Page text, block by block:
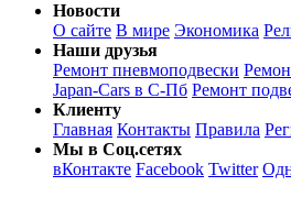
Новости
О сайте В мире Экономика
Наши друзья
Ремонт пневмоподвески
Japan-Cars в С-Пб Ремонт
Клиенту
Главная Контакты Правила
Мы в Соц.сетях
вКонтакте Facebook Twitter